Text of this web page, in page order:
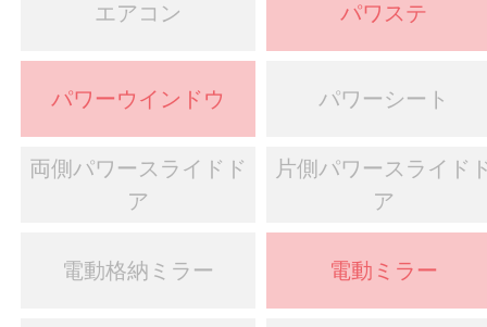
エアコン パワステ
パワーウインドウ パワーシート
両側パワースライドド
ア
片側パワースライド
ア
電動格納ミラー 電動ミラー